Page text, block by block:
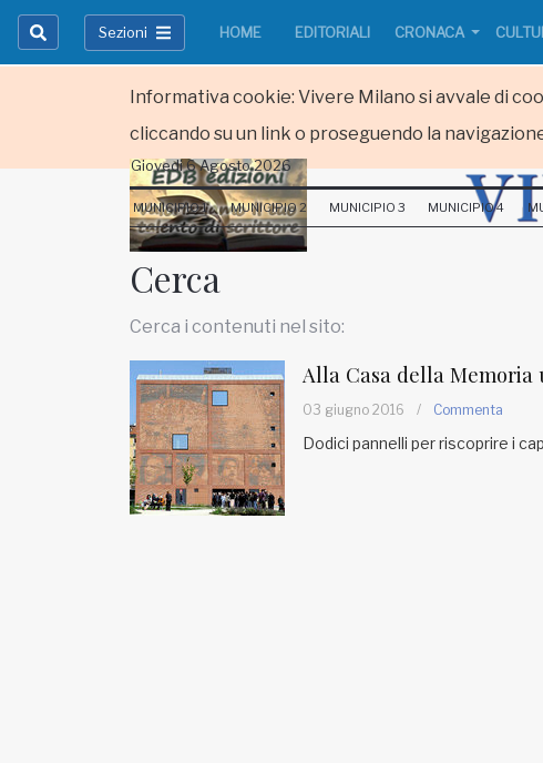
Informativa cookie: Vivere Milano si avvale di
cliccando su un link o proseguendo la
Sezioni HOME EDITORIALI CRONACA
Iscriviti alla newsletter
www.viveremilano.info
Fondato e diretto da Enzo De
Giovedi 6 Agosto 2026
MUNICIPIO 1 MUNICIPIO 2 MUNICIPIO 3 MUNICIPIO 4
Cerca
Cerca i contenuti nel sito:
Alla Casa della
03 giugno 2016 / Commenta
Dodici pannelli per riscoprire i